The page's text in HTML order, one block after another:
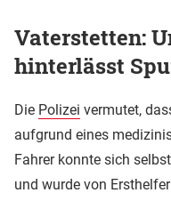
Vaterstetten:
hinterlässt
Die Polizei vermutet,
aufgrund eines
Fahrer konnte sich
und wurde von